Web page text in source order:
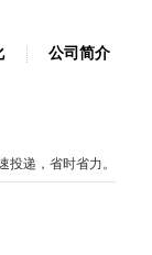
公司简介
递，省时省力。